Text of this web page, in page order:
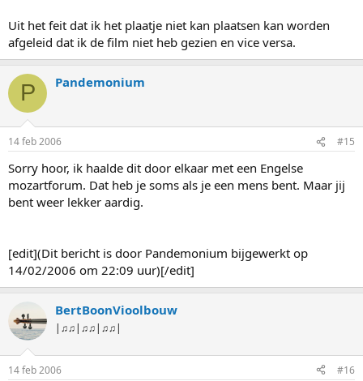
Uit het feit dat ik het plaatje niet kan plaatsen kan worden
afgeleid dat ik de film niet heb gezien en vice versa.
P Pandemonium
14 feb 2006 #15
Sorry hoor, ik haalde dit door elkaar met een Engelse
mozartforum. Dat heb je soms als je een mens bent. Maar jij
bent weer lekker aardig.
[edit](Dit bericht is door Pandemonium bijgewerkt op
14/02/2006 om 22:09 uur)[/edit]
BertBoonVioolbouw
|♫♫|♫♫|♫♫|
14 feb 2006 #16